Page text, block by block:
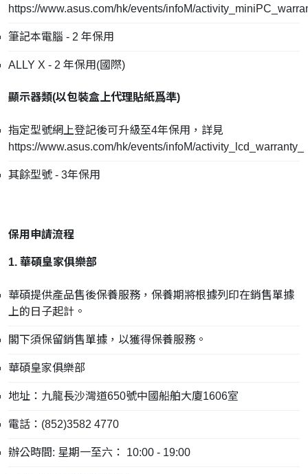
https://www.asus.com/hk/events/infoM/
筆記本電腦 - 2 年保用
ALLY X - 2 年保用(國際)
顯示器類(以包裝盒上代理貼紙爲準)
指定型號網上登記後可升級至4年保用，詳見
https://www.asus.com/hk/events/infoM/activity_lcd_warranty_
其餘型號 - 3年保用
保用申請流程
1. 華碩皇家俱樂部
華碩提供產品售後保養服務，保養期將根據列印在銷售單據
上的日子起計。
閣下須保留銷售單據，以獲得保養服務。
華碩皇家俱樂部
地址：九龍長沙灣道650號中國船舶大廈1606室
電話：(852)3582 4770
辦公時間: 星期一至六： 10:00 - 19:00